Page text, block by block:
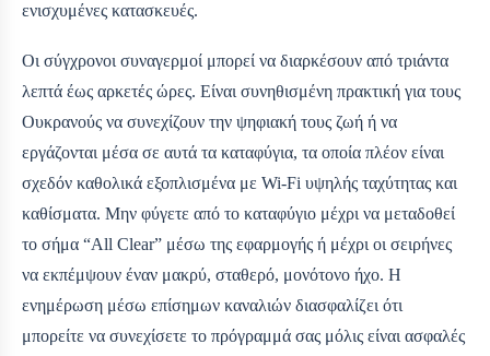
ενισχυμένες κατασκευές.
Οι σύγχρονοι συναγερμοί μπορεί να διαρκέσουν από τριάντα
λεπτά έως αρκετές ώρες. Είναι συνηθισμένη πρακτική για τους
Ουκρανούς να συνεχίζουν την ψηφιακή τους ζωή ή να
εργάζονται μέσα σε αυτά τα καταφύγια, τα οποία πλέον είναι
σχεδόν καθολικά εξοπλισμένα με Wi‑Fi υψηλής ταχύτητας και
καθίσματα. Μην φύγετε από το καταφύγιο μέχρι να μεταδοθεί
το σήμα “All Clear” μέσω της εφαρμογής ή μέχρι οι σειρήνες
να εκπέμψουν έναν μακρύ, σταθερό, μονότονο ήχο. Η
ενημέρωση μέσω επίσημων καναλιών διασφαλίζει ότι
μπορείτε να συνεχίσετε το πρόγραμμά σας μόλις είναι ασφαλές